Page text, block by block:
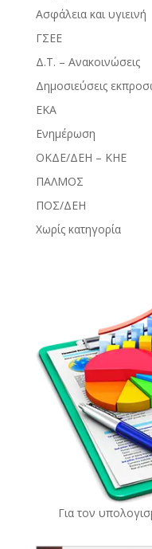
Ασφάλεια και υγιεινή
ΓΣΕΕ
Δ.Τ. – Ανακοινώσεις
Δημοσιεύσεις
ΕΚΑ
Ενημέρωση
ΟΚΔΕ/ΔΕΗ – ΚΗΕ
ΠΑΛΜΟΣ
ΠΟΣ/ΔΕΗ
Χωρίς κατηγορία
Για τον